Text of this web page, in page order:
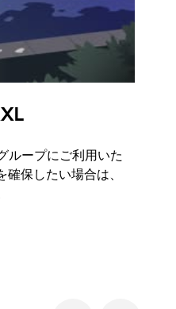
ループにご利用いた
保したい場合は、